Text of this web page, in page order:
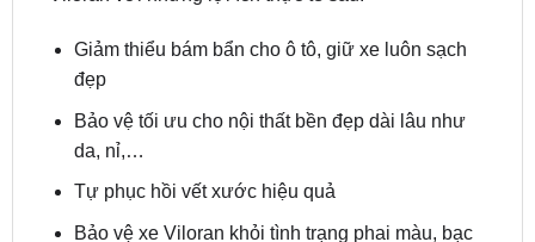
Bảo vệ tối ưu cho nội thất bền đẹp dài lâu như
da, nỉ,…
Tự phục hồi vết xước hiệu quả
màu, bong tróc